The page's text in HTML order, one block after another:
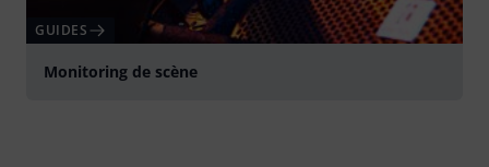
GUIDES
Monitoring de scène